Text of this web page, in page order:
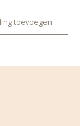
toevoegen